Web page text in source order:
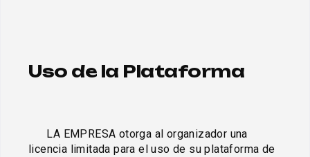
Uso de la Plataforma
licencia limitada para el uso de su plataforma de